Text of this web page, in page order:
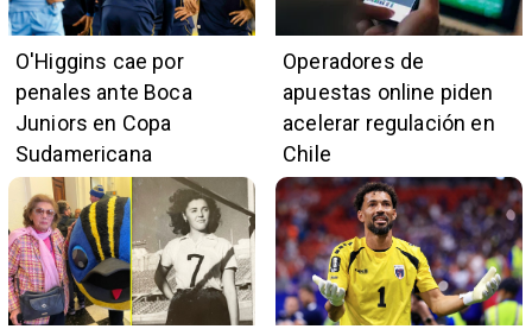
O'Higgins cae por
penales ante Boca
Juniors en Copa
Sudamericana
Operadores de
apuestas online piden
acelerar regulación en
Chile